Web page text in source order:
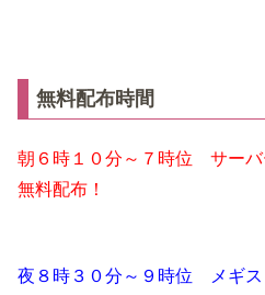
無料配布時間
朝６時１０分～７時位 サー
無料配布！
夜８時３０分～９時位 メギス